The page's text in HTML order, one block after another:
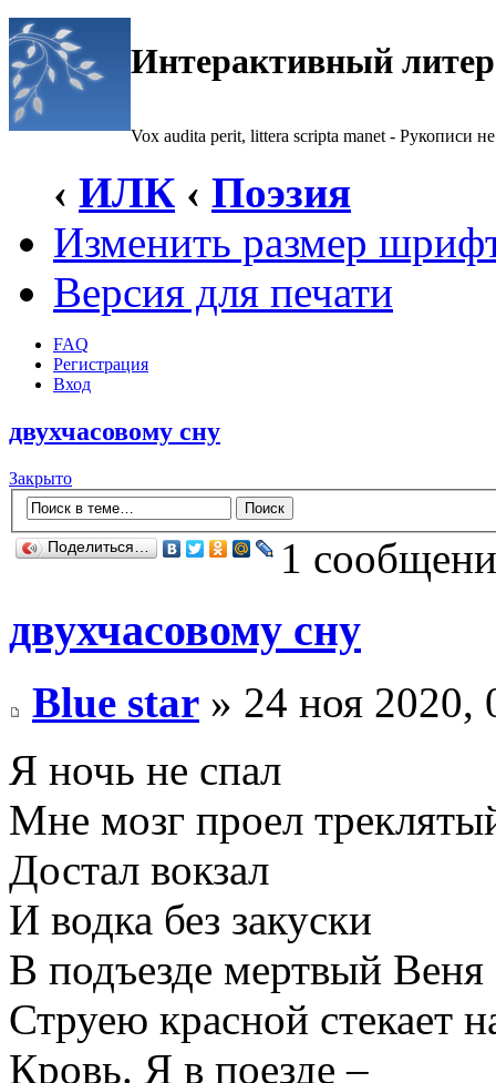
Интерактивный
Vox audita perit, littera scripta manet - Рукописи не
‹ ИЛК ‹ Поэзия
Изменить размер
Версия для печати
FAQ
Регистрация
Вход
двухчасовому сну
Закрыто
Поделиться… 1
двухчасовому сну
Blue star » 24 ноя 2020,
Я ночь не спал
Мне мозг проел
Достал вокзал
И водка без закуски
В подъезде мертвый Веня
Струею красной стекает
Кровь. Я в поезде –